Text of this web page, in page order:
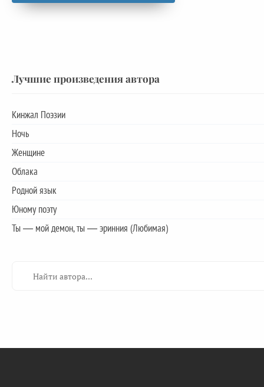
Лучшие произведения автора
Кинжал Поэзии
Ночь
Женщине
Облака
Родной язык
Юному поэту
Ты — мой демон, ты — эринния (Любимая)